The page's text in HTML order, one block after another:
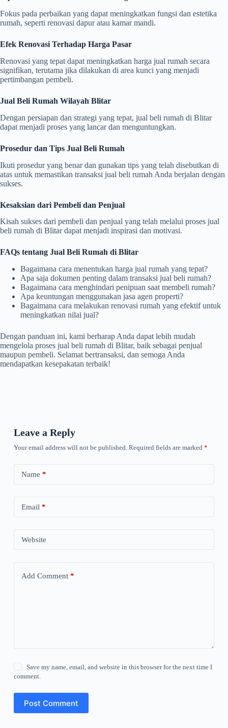
Fokus pada perbaikan yang dapat meningkatkan fungsi dan estetika
rumah, seperti renovasi dapur atau kamar mandi.
Efek Renovasi Terhadap Harga Pasar
Renovasi yang tepat dapat meningkatkan harga jual rumah secara
signifikan, terutama jika dilakukan di area kunci yang menjadi
pertimbangan pembeli.
Jual Beli Rumah Wilayah Blitar
Dengan persiapan dan strategi yang tepat, jual beli rumah di Blitar
dapat menjadi proses yang lancar dan menguntungkan.
Prosedur dan Tips Jual Beli Rumah
Ikuti prosedur yang benar dan gunakan tips yang telah disebutkan di
atas untuk memastikan transaksi jual beli rumah Anda berjalan dengan
sukses.
Kesaksian dari Pembeli dan Penjual
Kisah sukses dari pembeli dan penjual yang telah melalui proses jual
beli rumah di Blitar dapat menjadi inspirasi dan motivasi.
FAQs tentang Jual Beli Rumah di Blitar
Bagaimana cara menentukan harga jual rumah yang tepat?
Apa saja dokumen penting dalam transaksi jual beli rumah?
Bagaimana cara menghindari penipuan saat membeli rumah?
Apa keuntungan menggunakan jasa agen properti?
Bagaimana cara melakukan renovasi rumah yang efektif untuk
meningkatkan nilai jual?
Dengan panduan ini, kami berharap Anda dapat lebih mudah
mengelola proses jual beli rumah di Blitar, baik sebagai penjual
maupun pembeli. Selamat bertransaksi, dan semoga Anda
mendapatkan kesepakatan terbaik!
Leave a Reply
Your email address will not be published. Required fields are marked *
Name *
Email *
Website
Add Comment*
Save my name, email, and website in this browser for the next time I
comment.
Post Comment